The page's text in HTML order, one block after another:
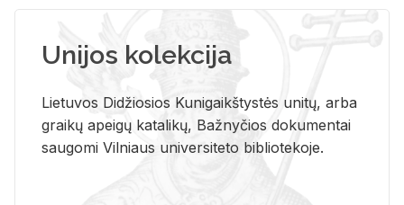
Unijos kolekcija
Lietuvos Didžiosios Kunigaikštystės unitų, arba
graikų apeigų katalikų, Bažnyčios dokumentai
saugomi Vilniaus universiteto bibliotekoje.